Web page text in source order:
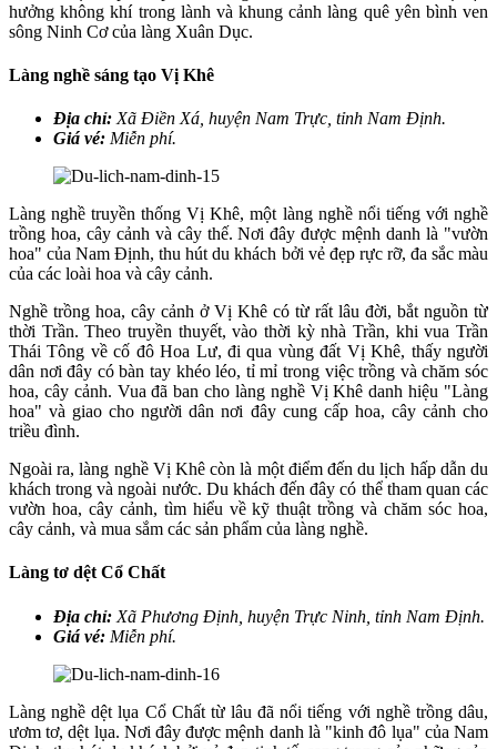
hưởng không khí trong lành và khung cảnh làng quê yên bình ven
sông Ninh Cơ của làng Xuân Dục.
Làng nghề sáng tạo Vị Khê
Địa chỉ: Xã Điền Xá, huyện Nam Trực, tỉnh Nam Định.
Giá vé: Miễn phí.
Làng nghề truyền thống Vị Khê, một làng nghề nổi tiếng với nghề
trồng hoa, cây cảnh và cây thế. Nơi đây được mệnh danh là "vườn
hoa" của Nam Định, thu hút du khách bởi vẻ đẹp rực rỡ, đa sắc màu
của các loài hoa và cây cảnh.
Nghề trồng hoa, cây cảnh ở Vị Khê có từ rất lâu đời, bắt nguồn từ
thời Trần. Theo truyền thuyết, vào thời kỳ nhà Trần, khi vua Trần
Thái Tông về cố đô Hoa Lư, đi qua vùng đất Vị Khê, thấy người
dân nơi đây có bàn tay khéo léo, tỉ mỉ trong việc trồng và chăm sóc
hoa, cây cảnh. Vua đã ban cho làng nghề Vị Khê danh hiệu "Làng
hoa" và giao cho người dân nơi đây cung cấp hoa, cây cảnh cho
triều đình.
Ngoài ra, làng nghề Vị Khê còn là một điểm đến du lịch hấp dẫn du
khách trong và ngoài nước. Du khách đến đây có thể tham quan các
vườn hoa, cây cảnh, tìm hiểu về kỹ thuật trồng và chăm sóc hoa,
cây cảnh, và mua sắm các sản phẩm của làng nghề.
Làng tơ dệt Cổ Chất
Địa chỉ: Xã Phương Định, huyện Trực Ninh, tỉnh Nam Định.
Giá vé: Miễn phí.
Làng nghề dệt lụa Cổ Chất từ lâu đã nổi tiếng với nghề trồng dâu,
ươm tơ, dệt lụa. Nơi đây được mệnh danh là "kinh đô lụa" của Nam